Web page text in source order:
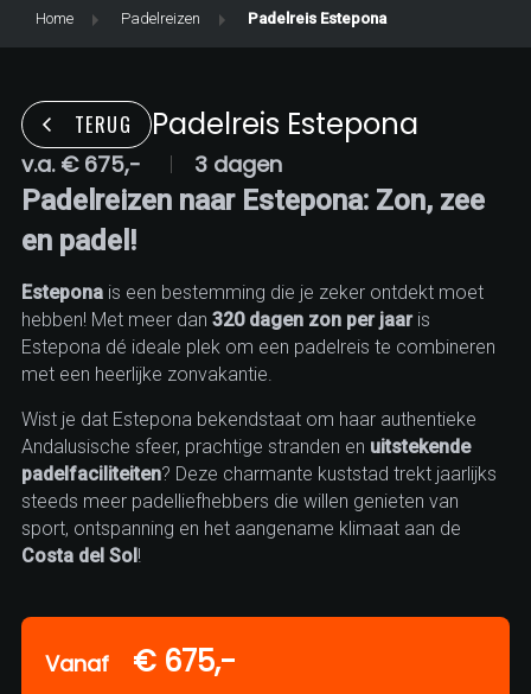
Home Padelreizen Padelreis Estepona
TERUG Padelreis Estepona
v.a. € 675,- 3 dagen
Padelreizen naar Estepona: Zon, zee
en padel!
Esteponais een bestemming die je zeker ontdekt moet
hebben! Met meer dan 320 dagen zon per jaaris
Estepona dé ideale plek om een padelreis te combineren
met een heerlijke zonvakantie.
Wist je dat Estepona bekendstaat om haar authentieke
Andalusische sfeer, prachtige stranden en uitstekende
padelfaciliteiten? Deze charmante kuststad trekt jaarlijks
steeds meer padelliefhebbers die willen genieten van
sport, ontspanning en het aangename klimaat aan de
Costa del Sol!
Vanaf € 675,-